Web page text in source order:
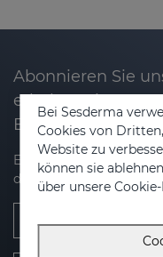
Abonnieren Sie
erhalten Sie 20%
Einkauf
Erhalten Sie
die Pflege Ihrer Haut.
Bei Sesderma
Cookies von
Website zu
können sie
über unsere